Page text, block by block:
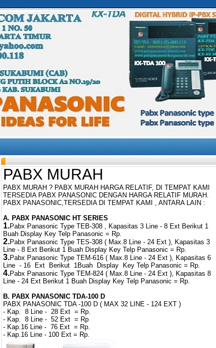
PABX MURAH
PABX MURAH ? PABX MURAH HARGA RELATIF, DI TEMPAT KAMI
TERSEDIA PABX PANASONIC DENGAN HARGA RELATIF MURAH.
PABX PANASONIC,TERSEDIA DI TEMPAT KAMI , ANTARA LAIN :
A. PABX PANASONIC HT SERIES
1.Pabx Panasonic Type TEB-308 , Kapasitas 3 Line - 8 Ext Berikut 1
Buah Display Key Telp Panasonic = Rp.
2.Pabx Panasonic Type TES-308 ( Max.8 Line - 24 Ext ), Kapasitas 3
Line - 8 Ext Berikut 1 Buah Display Key Telp Panasonic = Rp.
3.Pabx Panasonic Type TEM-616 ( Max.8 Line - 24 Ext ), Kapasitas 6
Line - 16 Ext Berikut 1Buah Display Key Telp Panasonic = Rp.
4.Pabx Panasonic Type TEM-824 ( Max.8 Line - 24 Ext ), Kapasitas 8
Line - 24 Ext Berikut 1 Buah Display Key Telp Panasonic = Rp.
B. PABX PANASONIC TDA-100 D
PABX PANASONIC TDA -100 D ( MAX 32 LINE - 124 EXT )
- Kap. 8 Line - 28 Ext = Rp.
- Kap. 8 Line - 52 Ext = Rp
- Kap.16 Line - 76 Ext = Rp.
- Kap.16 Line - 100 Ext = Rp.